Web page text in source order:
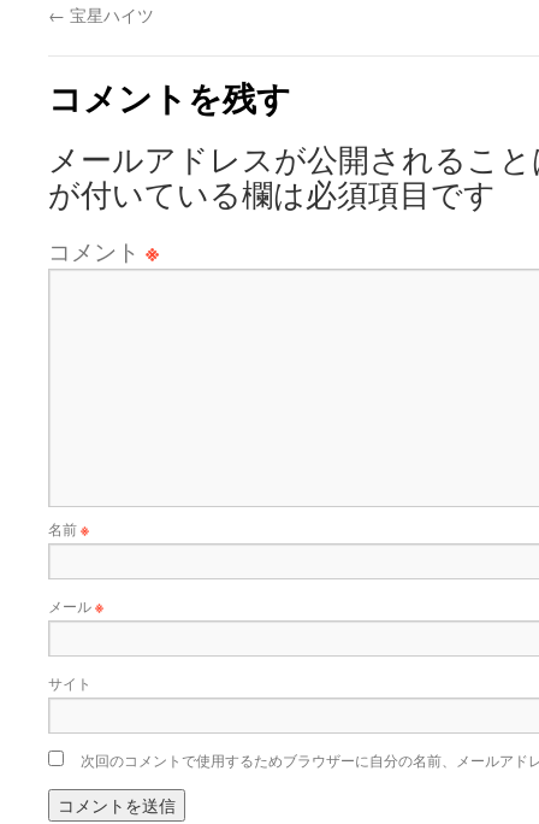
← 宝星ハイツ
コメントを残す
メールアドレスが公開されるこ
が付いている欄は必須項目です
コメント ※
名前※
メール※
サイト
次回のコメントで使用するためブラウザーに自分の名前、メールアド